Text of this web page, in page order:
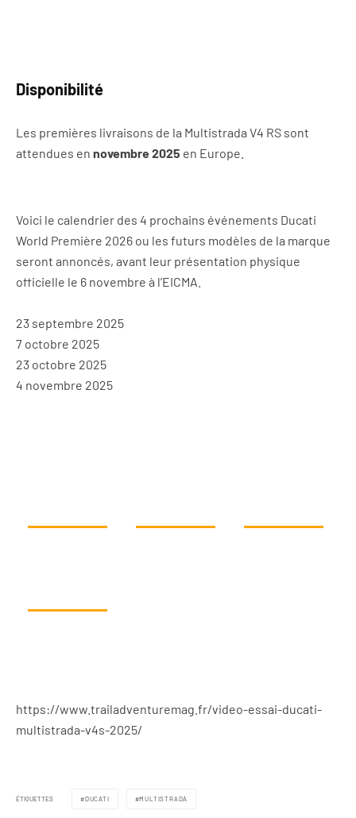
Disponibilité
Les premières livraisons de la Multistrada V4 RS sont
attendues en novembre 2025 en Europe.
Voici le calendrier des 4 prochains événements Ducati
World Première 2026 ou les futurs modèles de la marque
seront annoncés, avant leur présentation physique
officielle le 6 novembre à l’EICMA.
23 septembre 2025
7 octobre 2025
23 octobre 2025
4 novembre 2025
https://www.trailadventuremag.fr/video-essai-ducati-
multistrada-v4s-2025/
ÉTIQUETTES DUCATI MULTISTRADA